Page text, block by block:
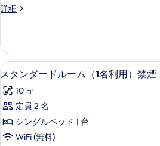
示
べ
の
写
真
を
表
示
す
詳細
客
細
ス
タ
ン
ダ
ー
デス
1
スタンダードルーム（1名利用）禁煙
10 ㎡
定員 2 名
シングルベッド 1 台
WiFi (無料)